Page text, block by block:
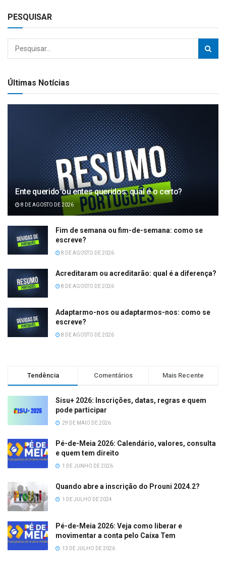
PESQUISAR
Últimas Notícias
Ente querido ou entes queridos: qual é o certo?
8 DE AGOSTO DE 2026
Fim de semana ou fim-de-semana: como se
escreve?
8 DE AGOSTO DE 2026
Acreditaram ou acreditarão: qual é a diferença?
8 DE AGOSTO DE 2026
Adaptarmo-nos ou adaptarmos-nos: como se
escreve?
8 DE AGOSTO DE 2026
Tendência Comentários Mais Recente
Sisu+ 2026: Inscrições, datas, regras e quem
pode participar
29 DE MAIO DE 2026
Pé-de-Meia 2026: Calendário, valores, consulta
e quem tem direito
1 DE JUNHO DE 2026
Quando abre a inscrição do Prouni 2024.2?
1 DE JULHO DE 2024
Pé-de-Meia 2026: Veja como liberar e
movimentar a conta pelo Caixa Tem
13 DE JULHO DE 2026